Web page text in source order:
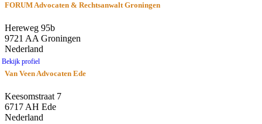
FORUM Advocaten & Rechtsanwalt Groningen
Hereweg 95b
9721 AA Groningen
Nederland
Bekijk profiel
Van Veen Advocaten Ede
Keesomstraat 7
6717 AH Ede
Nederland